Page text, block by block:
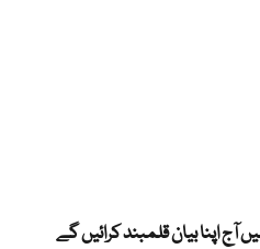
اپنا بیان قلمبند کرائیں گے